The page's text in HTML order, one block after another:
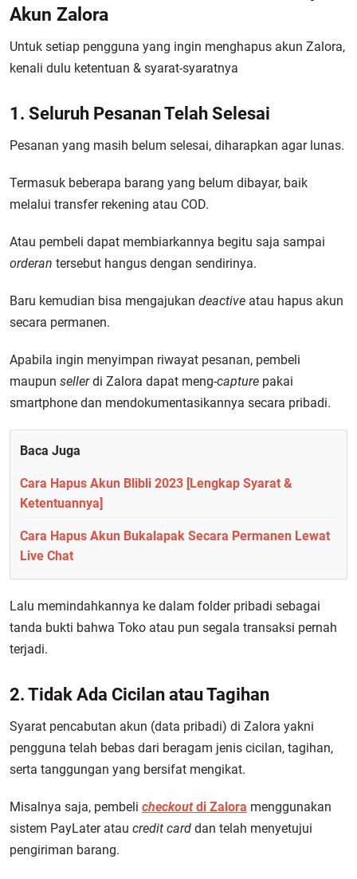
Akun Zalora
Untuk setiap pengguna yang ingin menghapus akun Zalora,
kenali dulu ketentuan & syarat-syaratnya
1. Seluruh Pesanan Telah Selesai
Pesanan yang masih belum selesai, diharapkan agar lunas.
Termasuk beberapa barang yang belum dibayar, baik
melalui transfer rekening atau COD.
Atau pembeli dapat membiarkannya begitu saja sampai
orderan tersebut hangus dengan sendirinya.
Baru kemudian bisa mengajukan deactive atau hapus akun
secara permanen.
Apabila ingin menyimpan riwayat pesanan, pembeli
maupun sellerdi Zalora dapat meng-capture pakai
smartphone dan mendokumentasikannya secara pribadi.
Baca Juga
Cara Hapus Akun Blibli 2023 [Lengkap Syarat &
Ketentuannya]
Cara Hapus Akun Bukalapak Secara Permanen Lewat
Live Chat
Lalu memindahkannya ke dalam folder pribadi sebagai
tanda bukti bahwa Toko atau pun segala transaksi pernah
terjadi.
2. Tidak Ada Cicilan atau Tagihan
Syarat pencabutan akun (data pribadi) di Zalora yakni
pengguna telah bebas dari beragam jenis cicilan, tagihan,
serta tanggungan yang bersifat mengikat.
Misalnya saja, pembeli checkoutdi Zalora menggunakan
sistem PayLater atau credit card dan telah menyetujui
pengiriman barang.